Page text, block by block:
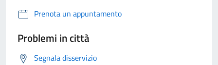
Prenota un appuntamento
Problemi in città
Segnala disservizio